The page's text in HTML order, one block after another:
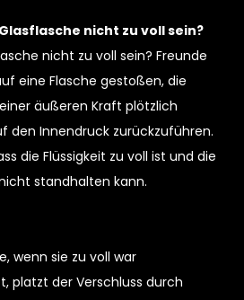
nicht zu voll sein?
nicht zu voll sein? Freunde
eine Flasche gestoßen, die
äußeren Kraft plötzlich
den Innendruck zurückzuführen.
die Flüssigkeit zu voll ist und die
standhalten kann.
wenn sie zu voll war
platzt der Verschluss durch